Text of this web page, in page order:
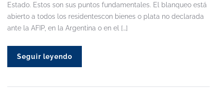
Estado. Estos son sus puntos fundamentales. El blanqueo está
abierto a todos los residentescon bienes o plata no declarada
ante la AFIP, en la Argentina o en el […]
Seguir leyendo